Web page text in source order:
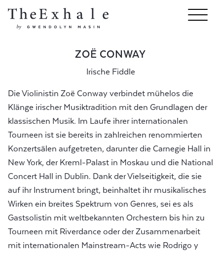
ZOË CONWAY
Irische Fiddle
Die Violinistin Zoë Conway verbindet mühelos die
Klänge irischer Musiktradition mit den Grundlagen der
klassischen Musik. Im Laufe ihrer internationalen
Tourneen ist sie bereits in zahlreichen renommierten
Konzertsälen aufgetreten, darunter die Carnegie Hall in
New York, der Kreml-Palast in Moskau und die National
Concert Hall in Dublin. Dank der Vielseitigkeit, die sie
auf ihr Instrument bringt, beinhaltet ihr musikalisches
Wirken ein breites Spektrum von Genres, sei es als
Gastsolistin mit weltbekannten Orchestern bis hin zu
Tourneen mit Riverdance oder der Zusammenarbeit
mit internationalen Mainstream-Acts wie Rodrigo y